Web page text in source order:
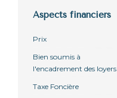
Aspects financiers
Prix
Bien soumis à
l'encadrement des loyers
Taxe Foncière